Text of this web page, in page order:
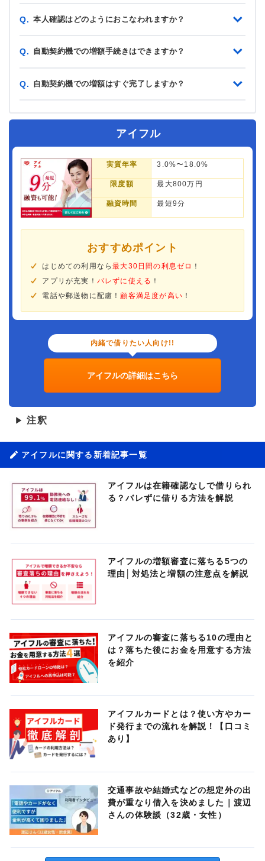
Q. 本人確認はどのようにおこなわれますか？
Q. 自動契約機での増額手続きはできますか？
Q. 自動契約機での増額はすぐ完了しますか？
アイフル
実質年率 3.0%〜18.0%
限度額 最大800万円
融資時間 最短9分
おすすめポイント
はじめての利用なら最大30日間の利息ゼロ ！
アプリが充実！ バレずに使える ！
電話や郵送物に配慮！ 顧客満足度が高い ！
内緒で借りたい人向け!!
アイフルの詳細はこちら
▶ 注釈
アイフルに関する新着記事一覧
アイフルは在籍確認なしで借りられ
る？バレずに借りる方法を解説
アイフルの増額審査に落ちる5つの
理由│対処法と増額の注意点を解説
アイフルの審査に落ちる10の理由と
は？落ちた後にお金を用意する方法
を紹介
アイフルカードとは？使い方やカー
ド発行までの流れを解説！【口コミ
あり】
交通事故や結婚式などの想定外の出
費が重なり借入を決めました｜渡辺
さんの体験談（32歳・女性）